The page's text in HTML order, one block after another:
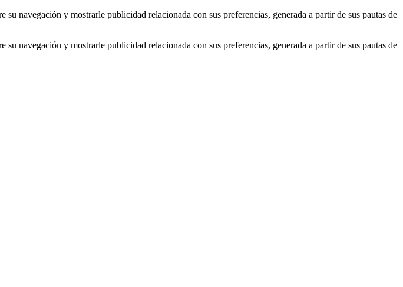
navegación y mostrarle publicidad relacionada con sus preferencias, generada a partir de sus pautas de
navegación y mostrarle publicidad relacionada con sus preferencias, generada a partir de sus pautas de